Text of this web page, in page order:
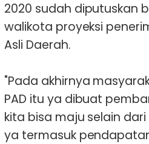
2020 sudah diputuskan
walikota proyeksi
Asli Daerah.
"Pada akhirnya
PAD itu ya dibuat
kita bisa maju selain
ya termasuk